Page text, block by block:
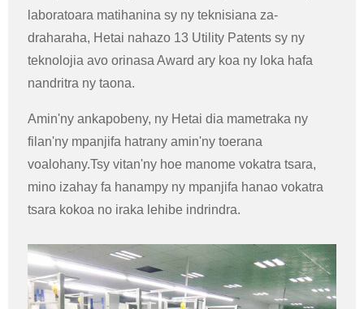
laboratoara matihanina sy ny teknisiana za-
draharaha, Hetai nahazo 13 Utility Patents sy ny
teknolojia avo orinasa Award ary koa ny loka hafa
nandritra ny taona.
Amin'ny ankapobeny, ny Hetai dia mametraka ny
filan'ny mpanjifa hatrany amin'ny toerana
voalohany.Tsy vitan'ny hoe manome vokatra tsara,
mino izahay fa hanampy ny mpanjifa hanao vokatra
tsara kokoa no iraka lehibe indrindra.